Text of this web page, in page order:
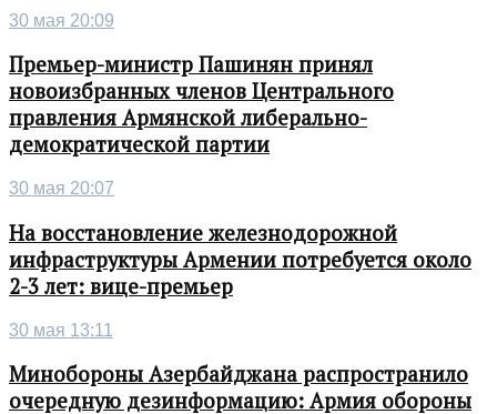
30 мая 20:09
Премьер-министр Пашинян принял
новоизбранных членов Центрального
правления Армянской либерально-
демократической партии
30 мая 20:07
На восстановление железнодорожной
инфраструктуры Армении потребуется около
2-3 лет: вице-премьер
30 мая 13:11
Минобороны Азербайджана распространило
очередную дезинформацию: Армия обороны